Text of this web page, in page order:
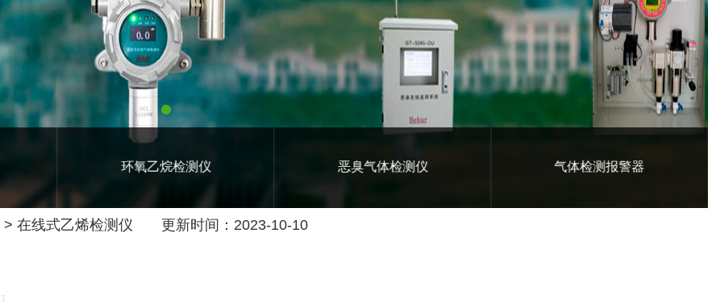
> 在线式乙烯检测仪 更新时间：2023-10-10